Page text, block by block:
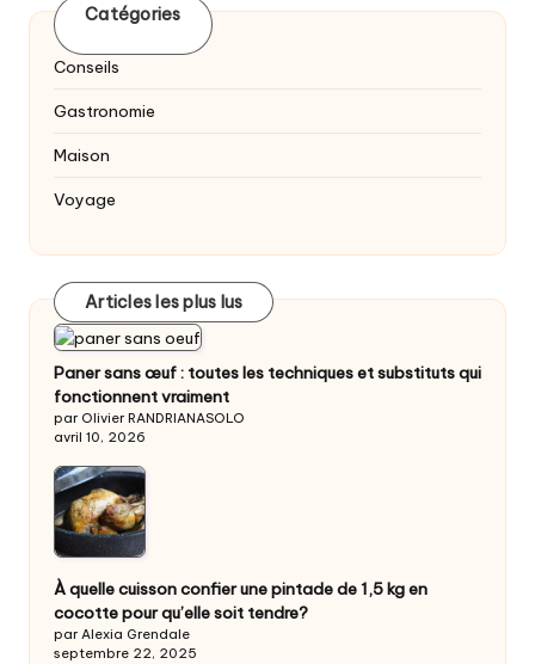
Catégories
Conseils
Gastronomie
Maison
Voyage
Articles les plus lus
Paner sans œuf : toutes les techniques et substituts qui
fonctionnent vraiment
par Olivier RANDRIANASOLO
avril 10, 2026
À quelle cuisson confier une pintade de 1,5 kg en
cocotte pour qu’elle soit tendre?
par Alexia Grendale
septembre 22, 2025